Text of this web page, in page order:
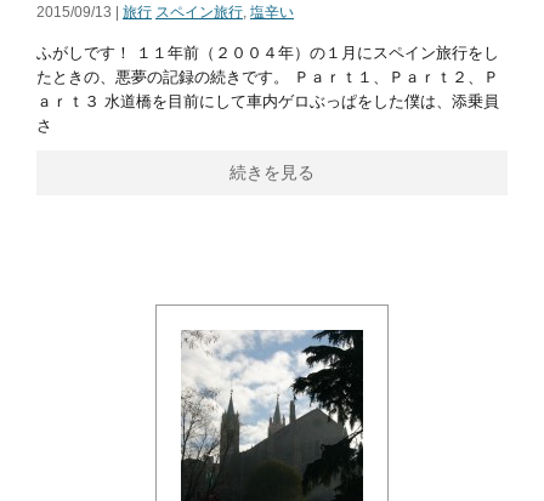
2015/09/13 | 旅行 スペイン旅行, 塩辛い
ふがしです！ １１年前（２００４年）の１月にスペイン旅行をし
たときの、悪夢の記録の続きです。 Ｐａｒｔ１、Ｐａｒｔ２、Ｐ
ａｒｔ３ 水道橋を目前にして車内ゲロぶっぱをした僕は、添乗員
さ
続きを見る